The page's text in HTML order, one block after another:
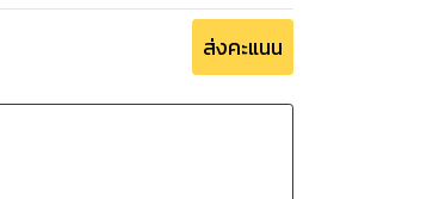
ส่งคะแนน